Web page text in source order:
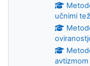
učnimi